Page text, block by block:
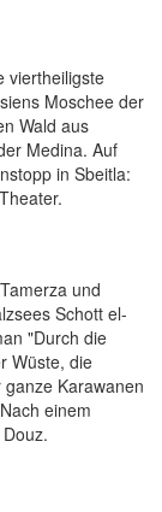
viertheiligste
Moschee der
Wald aus
Medina. Auf
in Sbeitla:
und
Schott el-
"Durch die
Wüste, die
Karawanen
einem